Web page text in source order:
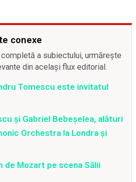
conexe
a subiectului, urmărește
din același flux editorial.
Tomescu este invitatul
şi Gabriel Bebeşelea, alături
Orchestra la Londra şi
de Mozart pe scena Sălii